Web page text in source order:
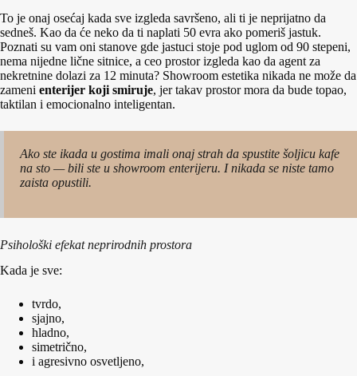
To je onaj osećaj kada sve izgleda savršeno, ali ti je neprijatno da
sedneš. Kao da će neko da ti naplati 50 evra ako pomeriš jastuk.
Poznati su vam oni stanove gde jastuci stoje pod uglom od 90 stepeni,
nema nijedne lične sitnice, a ceo prostor izgleda kao da agent za
nekretnine dolazi za 12 minuta? Showroom estetika nikada ne može da
zameni enterijer koji smiruje, jer takav prostor mora da bude topao,
taktilan i emocionalno inteligentan.
Ako ste ikada u gostima imali onaj strah da spustite šoljicu kafe
na sto — bili ste u showroom enterijeru. I nikada se niste tamo
zaista opustili.
Psihološki efekat neprirodnih prostora
Kada je sve:
tvrdo,
sjajno,
hladno,
simetrično,
i agresivno osvetljeno,